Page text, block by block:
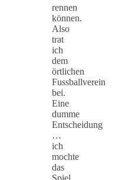
rennen
können.
Also
trat
ich
dem
örtlichen
Fussballverein
bei.
Eine
dumme
Entscheidung
…
ich
mochte
das
Spiel